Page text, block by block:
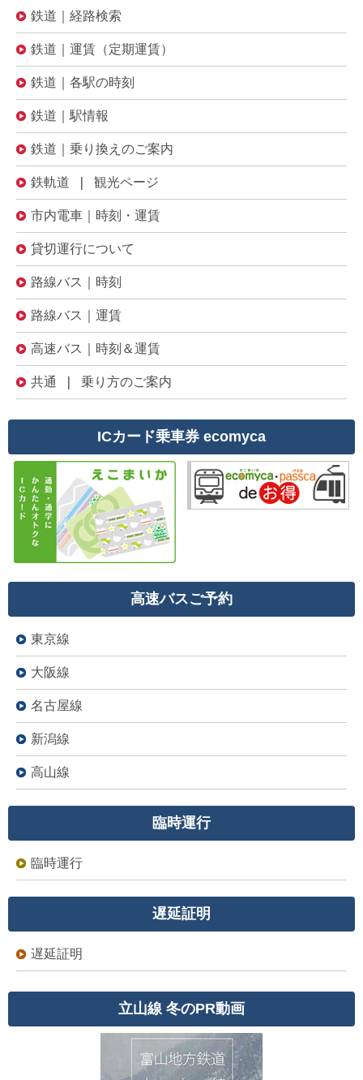
鉄道｜経路検索
鉄道｜運賃（定期運賃）
鉄道｜各駅の時刻
鉄道｜駅情報
鉄道｜乗り換えのご案内
鉄軌道 | 観光ページ
市内電車｜時刻・運賃
貸切運行について
路線バス｜時刻
路線バス｜運賃
高速バス｜時刻＆運賃
共通 | 乗り方のご案内
ICカード乗車券 ecomyca
高速バスご予約
東京線
大阪線
名古屋線
新潟線
高山線
臨時運行
臨時運行
遅延証明
遅延証明
立山線 冬のPR動画